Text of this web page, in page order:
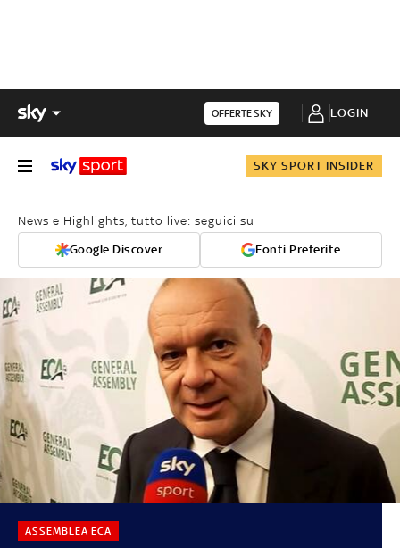
OFFERTE SKY LOGIN
SKY SPORT INSIDER
News e Highlights, tutto live: seguici su
Google Discover Fonti Preferite
ASSEMBLEA ECA